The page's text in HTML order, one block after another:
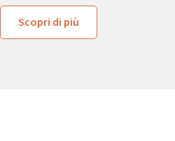
Scopri di più